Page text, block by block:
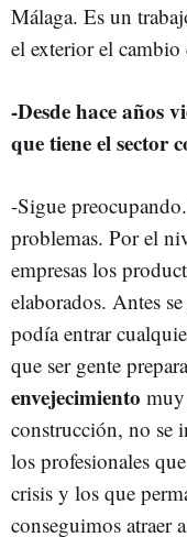
Málaga. Es un
el exterior el cambio
-Desde hace años
que tiene el sector
-Sigue
problemas. Por el
empresas los
elaborados. Antes
podía entrar
que ser gente
envejecimiento
construcción, no se
los profesionales
crisis y los que
conseguimos atraer